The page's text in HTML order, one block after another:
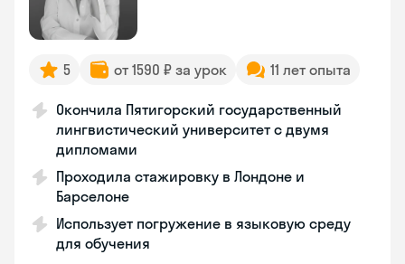
5 от 1590 ₽ за урок 11 лет опыта
Окончила Пятигорский государственный
лингвистический университет с двумя
дипломами
Проходила стажировку в Лондоне и
Барселоне
Использует погружение в языковую среду
для обучения